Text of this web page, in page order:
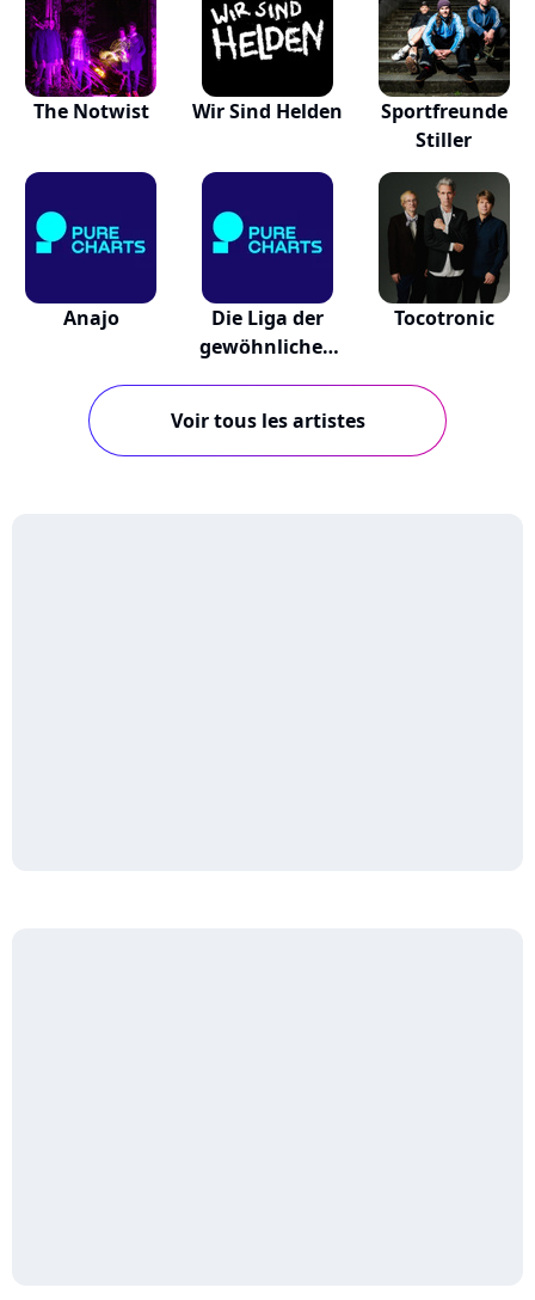
The Notwist Wir Sind Helden
Sportfreunde
Stiller
Anajo
Die Liga der
gewöhnlichen
Tocotronic
Voir tous les artistes